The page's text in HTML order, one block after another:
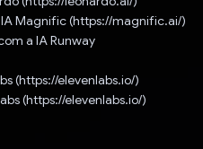
Magnific (https://magnific.ai/)
a IA Runway
(https://elevenlabs.io/)
(https://elevenlabs.io/)